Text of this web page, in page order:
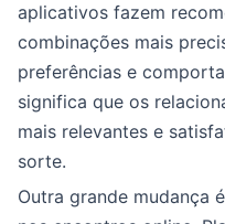
aplicativos fazem
combinações mais
preferências e
significa que os
mais relevantes e
sorte.
Outra grande mudança